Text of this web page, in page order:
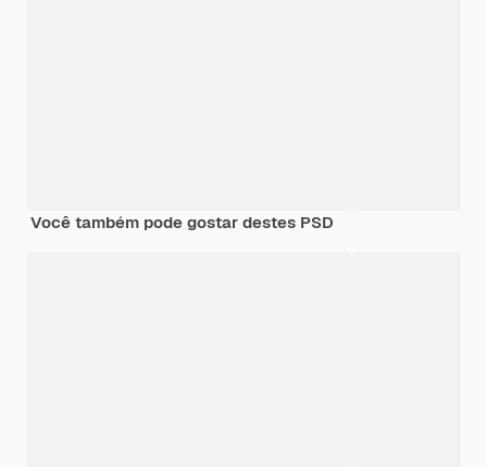
Você também pode gostar destes PSD